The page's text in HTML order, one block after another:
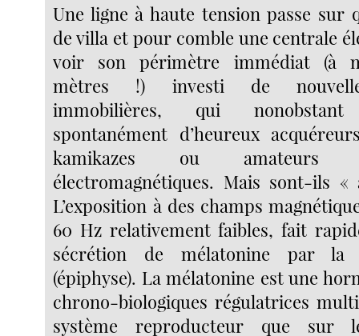
Une ligne à haute tension passe sur
de villa et pour comble une centrale
voir son périmètre immédiat (à
mètres !) investi de
immobilières, qui
spontanément d’heureux
kamikazes ou amateurs
électromagnétiques. Mais sont-ils
L’exposition à des champs
60 Hz relativement faibles, fait
sécrétion de mélatonine par la
(épiphyse). La mélatonine est une
chrono-biologiques régulatrices
système reproducteur que sur